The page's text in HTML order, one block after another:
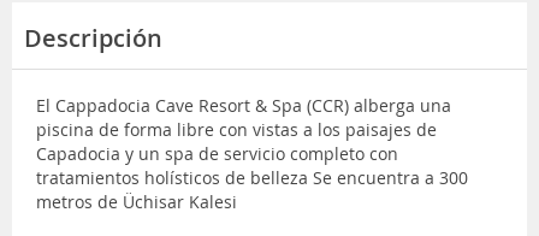
Descripción
El Cappadocia Cave Resort & Spa (CCR) alberga una
piscina de forma libre con vistas a los paisajes de
Capadocia y un spa de servicio completo con
tratamientos holísticos de belleza Se encuentra a 300
metros de Üchisar Kalesi